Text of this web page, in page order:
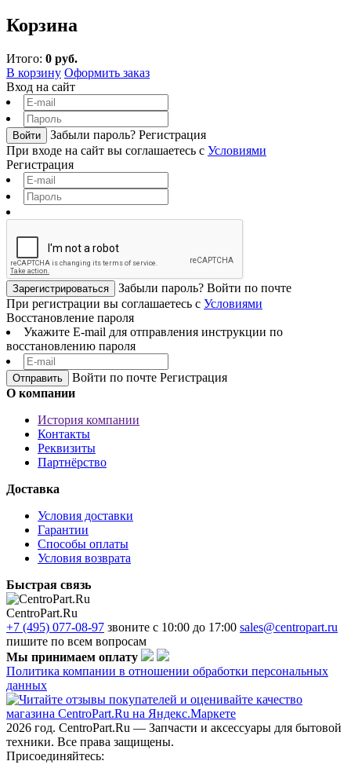
Корзина
Итого: 0 руб.
В корзину Оформить заказ
Вход на сайт
Войти Забыли пароль? Регистрация
При входе на сайт вы соглашаетесь с Условиями
Регистрация
Зарегистрироваться Забыли пароль? Войти по почте
При регистрации вы соглашаетесь с Условиями
Восстановление пароля
Укажите E-mail для отправления инструкции по
восстановлению пароля
Войти по почте Регистрация
О компании
История компании
Контакты
Реквизиты
Партнёрство
Доставка
Условия доставки
Гарантии
Способы оплаты
Условия возврата
Быстрая связь
CentroPart.Ru
+7 (495) 077-08-97 звоните с 10:00 до 17:00 sales@centropart.ru
пишите по всем вопросам
Мы принимаем оплату
Политика компании в отношении обработки персональных
данных
2026 год. CentroPart.Ru — Запчасти и аксессуары для бытовой
техники. Все права защищены.
Присоединяйтесь: